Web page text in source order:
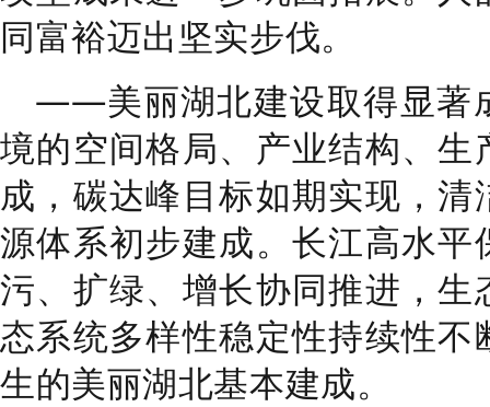
同富裕迈出坚实步伐。
——美丽湖北建设取得显著
境的空间格局、 产业结构、生
成 ， 碳达峰目标如期实现，
源体系初步建成。 长江高水平
污、 扩绿、 增长协同推进，
态系统多样性稳定性持续性不
生的美丽湖北基本建成。